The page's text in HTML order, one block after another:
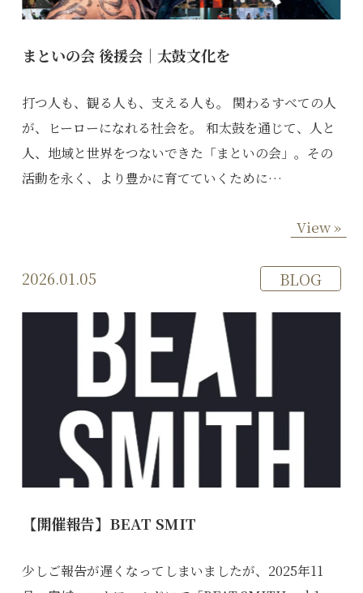
まといの会 後援会｜太鼓文化を
打つ人も、観る人も、支える人も。 関わるすべての人
が、ヒーローになれる社会を。 和太鼓を通じて、人と
人、地域と世界をつないできた「まといの会」。その
活動を永く、より豊かに育てていくために…
View »
2026.01.05 BLOG
【開催報告】BEAT SMIT
少しご報告が遅くなってしまいましたが、2025年11